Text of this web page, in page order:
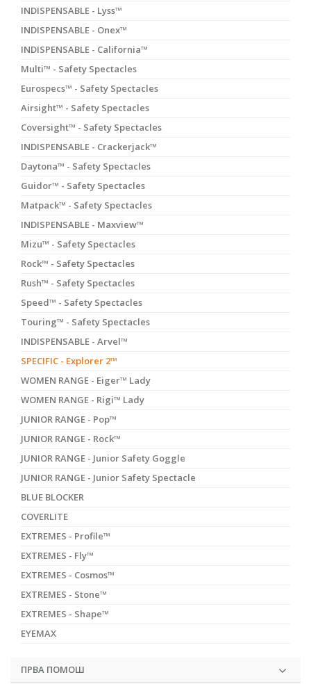
INDISPENSABLE - Lyss™
INDISPENSABLE - Onex™
INDISPENSABLE - California™
Multi™ - Safety Spectacles
Eurospecs™ - Safety Spectacles
Airsight™ - Safety Spectacles
Coversight™ - Safety Spectacles
INDISPENSABLE - Crackerjack™
Daytona™ - Safety Spectacles
Guidor™ - Safety Spectacles
Matpack™ - Safety Spectacles
INDISPENSABLE - Maxview™
Mizu™ - Safety Spectacles
Rock™ - Safety Spectacles
Rush™ - Safety Spectacles
Speed™ - Safety Spectacles
Touring™ - Safety Spectacles
INDISPENSABLE - Arvel™
SPECIFIC - Explorer 2™
WOMEN RANGE - Eiger™ Lady
WOMEN RANGE - Rigi™ Lady
JUNIOR RANGE - Pop™
JUNIOR RANGE - Rock™
JUNIOR RANGE - Junior Safety Goggle
JUNIOR RANGE - Junior Safety Spectacle
BLUE BLOCKER
COVERLITE
EXTREMES - Profile™
EXTREMES - Fly™
EXTREMES - Cosmos™
EXTREMES - Stone™
EXTREMES - Shape™
EYEMAX
ПРВА ПОМОШ